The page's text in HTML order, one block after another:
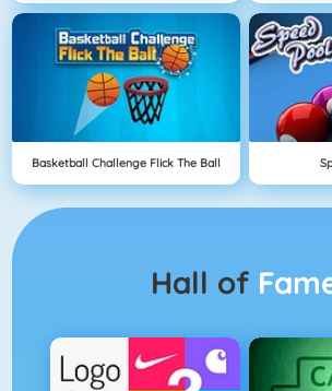
Basketball Challenge Flick The Ball
Hall of